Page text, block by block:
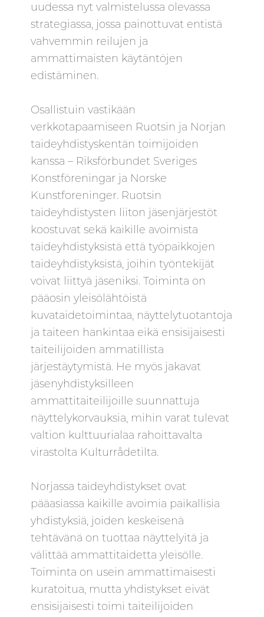
uudessa nyt valmistelussa olevassa
strategiassa, jossa painottuvat entistä
vahvemmin reilujen ja
ammattimaisten käytäntöjen
edistäminen.
Osallistuin vastikään
verkkotapaamiseen Ruotsin ja Norjan
taideyhdistyskentän toimijoiden
kanssa – Riksförbundet Sveriges
Konstföreningar ja Norske
Kunstforeninger. Ruotsin
taideyhdistysten liiton jäsenjärjestöt
koostuvat sekä kaikille avoimista
taideyhdistyksistä että työpaikkojen
taideyhdistyksistä, joihin työntekijät
voivat liittyä jäseniksi. Toiminta on
pääosin yleisölähtöistä
kuvataidetoimintaa, näyttelytuotantoja
ja taiteen hankintaa eikä ensisijaisesti
taiteilijoiden ammatillista
järjestäytymistä. He myös jakavat
jäsenyhdistyksilleen
ammattitaiteilijoille suunnattuja
näyttelykorvauksia, mihin varat tulevat
valtion kulttuurialaa rahoittavalta
virastolta Kulturrådetilta.
Norjassa taideyhdistykset ovat
pääasiassa kaikille avoimia paikallisia
yhdistyksiä, joiden keskeisenä
tehtävänä on tuottaa näyttelyitä ja
välittää ammattitaidetta yleisölle.
Toiminta on usein ammattimaisesti
kuratoitua, mutta yhdistykset eivät
ensisijaisesti toimi taiteilijoiden